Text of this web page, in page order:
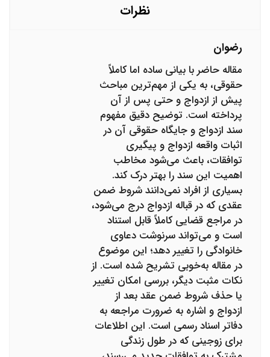
همکاری نمی کند. باید چکار کنیم؟
نظرات
رضوان
مقاله حاضر با بیانی ساده اما کاملاً
حقوقی، به یکی از مهم‌ترین مباحث
پیش از ازدواج و حتی پس از آن
پرداخته است. توضیح دقیق مفهوم
سند ازدواج و جایگاه حقوقی آن در
اثبات واقعه ازدواج و پیگیری
توافقات، باعث می‌شود مخاطب
اهمیت این سند را بهتر درک کند.
بسیاری از افراد نمی‌دانند شروط ضمن
عقدی که در قباله ازدواج درج می‌شود،
در مراجع قضایی کاملاً قابل استناد
است و می‌تواند سرنوشت دعاوی
خانوادگی را تغییر دهد؛ این موضوع
در مقاله به‌خوبی تشریح شده است. از
نکات مثبت دیگر، بررسی امکان تغییر
یا حذف شروط ضمن عقد بعد از
ازدواج و اشاره به ضرورت مراجعه به
دفاتر اسناد رسمی است. این اطلاعات
برای زوجینی که در طول زندگی